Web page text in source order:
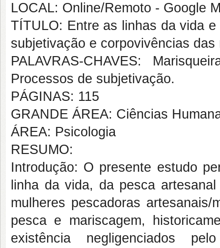
LOCAL: Online/Remoto - Google
TÍTULO: Entre as linhas da vida
subjetivação e corpovivências
PALAVRAS-CHAVES:
Processos de subjetivação.
PÁGINAS: 115
GRANDE ÁREA: Ciências
ÁREA: Psicologia
RESUMO:
Introdução: O presente estudo
linha da vida, da pesca
mulheres pescadoras
pesca e mariscagem,
existência negligenciados